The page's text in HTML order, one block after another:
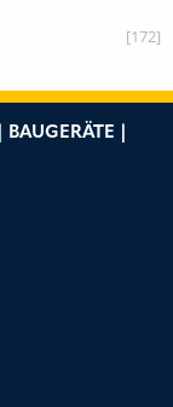
[172]
|